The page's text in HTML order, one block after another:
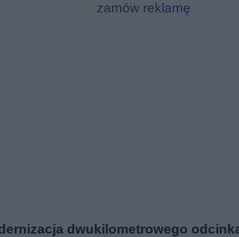
zamów reklamę
dwukilometrowego